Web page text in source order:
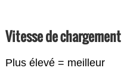
Vitesse de chargement
Plus élevé = meilleur